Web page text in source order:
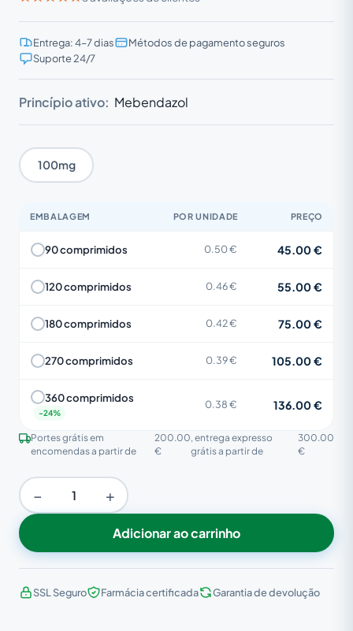
Entrega: 4–7 dias
Métodos de pagamento seguros
Suporte 24/7
Princípio ativo: Mebendazol
100mg
EMBALAGEM POR UNIDADE PREÇO
90 comprimidos 0.50 € 45.00 €
120 comprimidos 0.46 € 55.00 €
180 comprimidos 0.42 € 75.00 €
270 comprimidos 0.39 € 105.00 €
360 comprimidos
0.38 € 136.00 €
Portes grátis em
encomendas a partir de
200.00
€
, entrega expresso
grátis a partir de
300.00
€
− +
Adicionar ao carrinho
SSL Seguro Farmácia certificada Garantia de devolução